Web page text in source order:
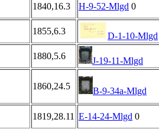
1840,16.3 H-9-52-Mlgd 0
1855,6.3 D-1-10-Mlgd
1880,5.6 J-19-11-Mlgd
1860,24.5 B-9-34a-Mlgd
1819,28.11 E-14-24-Mlgd 0